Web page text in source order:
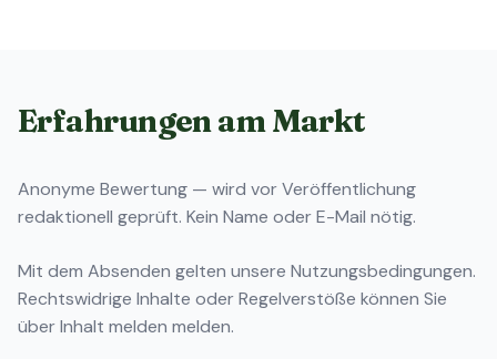
Erfahrungen am Markt
Anonyme Bewertung — wird vor Veröffentlichung
redaktionell geprüft. Kein Name oder E-Mail nötig.
Mit dem Absenden gelten unsere Nutzungsbedingungen.
Rechtswidrige Inhalte oder Regelverstöße können Sie
überInhalt melden melden.